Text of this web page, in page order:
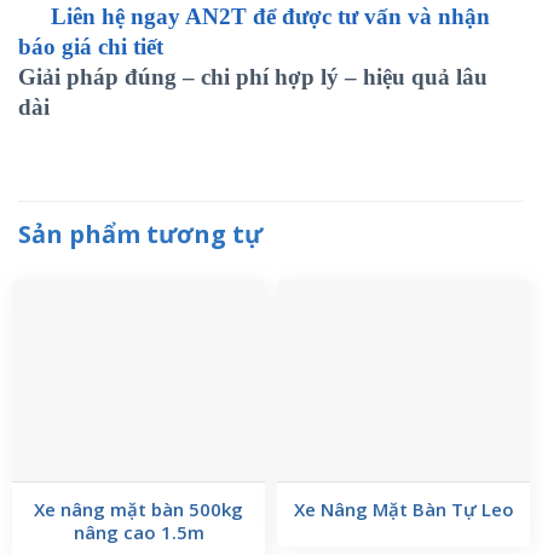
Liên hệ ngay AN2T để được tư vấn và nhận
báo giá chi tiết
Giải pháp đúng – chi phí hợp lý – hiệu quả lâu
dài
Sản phẩm tương tự
Xe nâng mặt bàn 500kg
nâng cao 1.5m
Xe Nâng Mặt Bàn Tự Leo